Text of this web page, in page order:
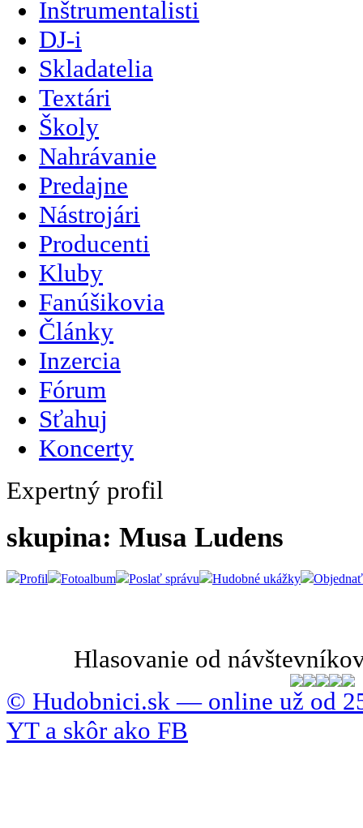
Inštrumentalisti
DJ-i
Skladatelia
Textári
Školy
Nahrávanie
Predajne
Nástrojári
Producenti
Kluby
Fanúšikovia
Články
Inzercia
Fórum
Sťahuj
Koncerty
Expertný profil
skupina: Musa Ludens
Profil Fotoalbum Poslať správu Hudobné ukážky Objednať
Hlasovanie od
© Hudobnici.sk — online už od
YT a skôr ako FB